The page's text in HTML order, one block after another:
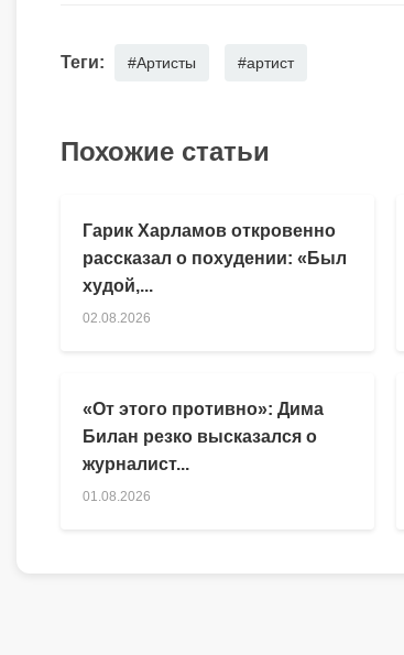
Теги: #Артисты #артист
Похожие статьи
Гарик Харламов откровенно
рассказал о похудении: «Был
худой,...
02.08.2026
«От этого противно»: Дима
Билан резко высказался о
журналист...
01.08.2026